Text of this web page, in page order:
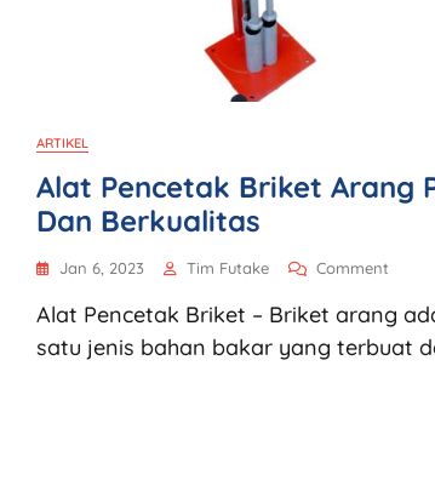
ARTIKEL
Alat Pencetak Briket Arang
Dan Berkualitas
Jan 6, 2023 Tim Futake Comment
Alat Pencetak Briket – Briket arang
satu jenis bahan bakar yang terbuat